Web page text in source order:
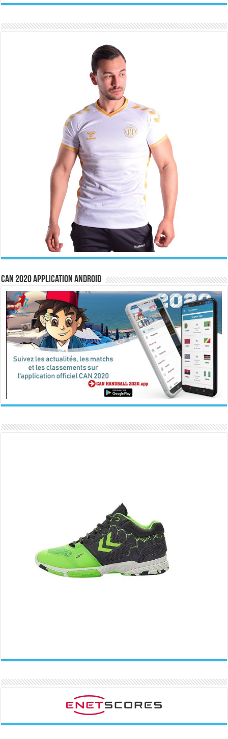
CAN 2020 Application Android